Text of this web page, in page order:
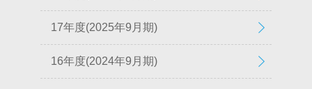
17年度(2025年9月期)
16年度(2024年9月期)